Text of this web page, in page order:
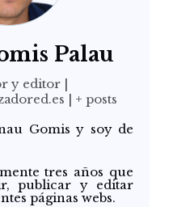
Palau
y editor
+ posts
Gomis y soy de
tres años que
publicar y editar
páginas webs.